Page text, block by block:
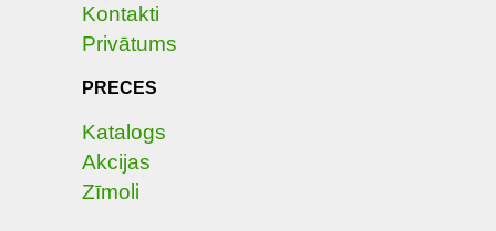
Kontakti
Privātums
PRECES
Katalogs
Akcijas
Zīmoli